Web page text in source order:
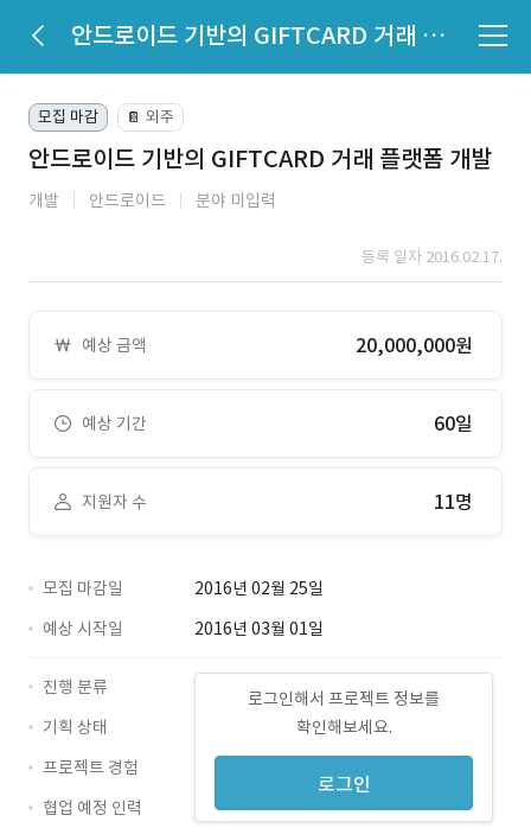
안드로이드 기반의 GIFTCARD 거래 플랫폼 개발
모집 마감 📔 외주
안드로이드 기반의 GIFTCARD 거래 플랫폼 개발
개발 안드로이드 분야 미입력
등록 일자 2016.02.17.
예상 금액 20,000,000원
예상 기간 60일
지원자 수 11명
모집 마감일
2016년 02월 25일
예상 시작일
2016년 03월 01일
로그인해서 프로젝트 정보를
확인해보세요.
로그인
진행 분류
기획 상태
프로젝트 경험
협업 예정 인력